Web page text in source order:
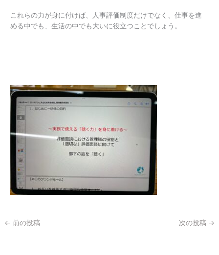
これらの力が身に付けば、人事評価制度だけでなく、仕事を進
める中でも、生活の中でも大いに役立つことでしょう。
← 前の投稿 次の投稿 →